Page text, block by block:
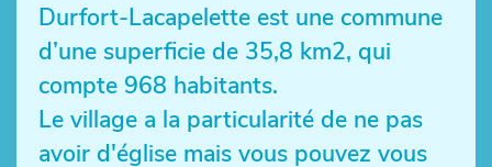
Durfort-Lacapelette est une commune
d’une superficie de 35,8 km2, qui
compte 968 habitants.
Le village a la particularité de ne pas
avoir d'église mais vous pouvez vous